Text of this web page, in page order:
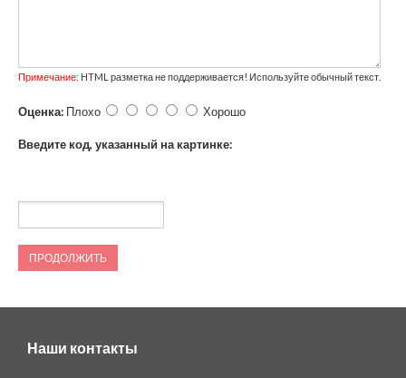
Примечание: HTML разметка не поддерживается! Используйте обычный текст.
Оценка: Плохо Хорошо
Введите код, указанный на картинке:
ПРОДОЛЖИТЬ
Наши контакты